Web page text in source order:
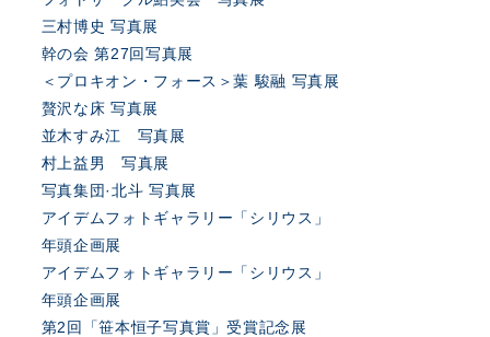
三村博史 写真展
幹の会 第27回写真展
＜プロキオン・フォース＞葉 駿融 写真展
贅沢な床 写真展
並木すみ江 写真展
村上益男 写真展
写真集団·北斗 写真展
アイデムフォトギャラリー「シリウス」
年頭企画展
アイデムフォトギャラリー「シリウス」
年頭企画展
第2回「笹本恒子写真賞」受賞記念展